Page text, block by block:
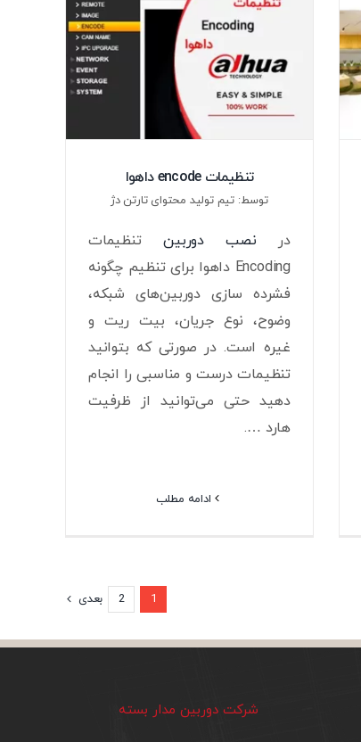
تنظیمات encode داهوا
توسط: تیم تولید محتوای تارتن دژ
در نصب دوربینتنظیمات
Encoding داهوا برای تنظیم چگونه
فشرده سازی دوربین‌های شبکه،
وضوح، نوع جریان، بیت ریت و
غیره است. در صورتی که بتوانید
تنظیمات درست و مناسبی را انجام
دهید حتی می‌توانید از ظرفیت
هارد ….
ادامه مطلب
1
2 بعدی
شرکت دوربین مدار بسته